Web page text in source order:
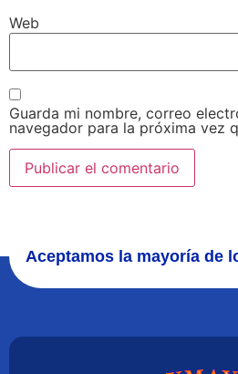
Web
Guarda mi nombre, correo
navegador para la próxima vez
Aceptamos la mayoría de